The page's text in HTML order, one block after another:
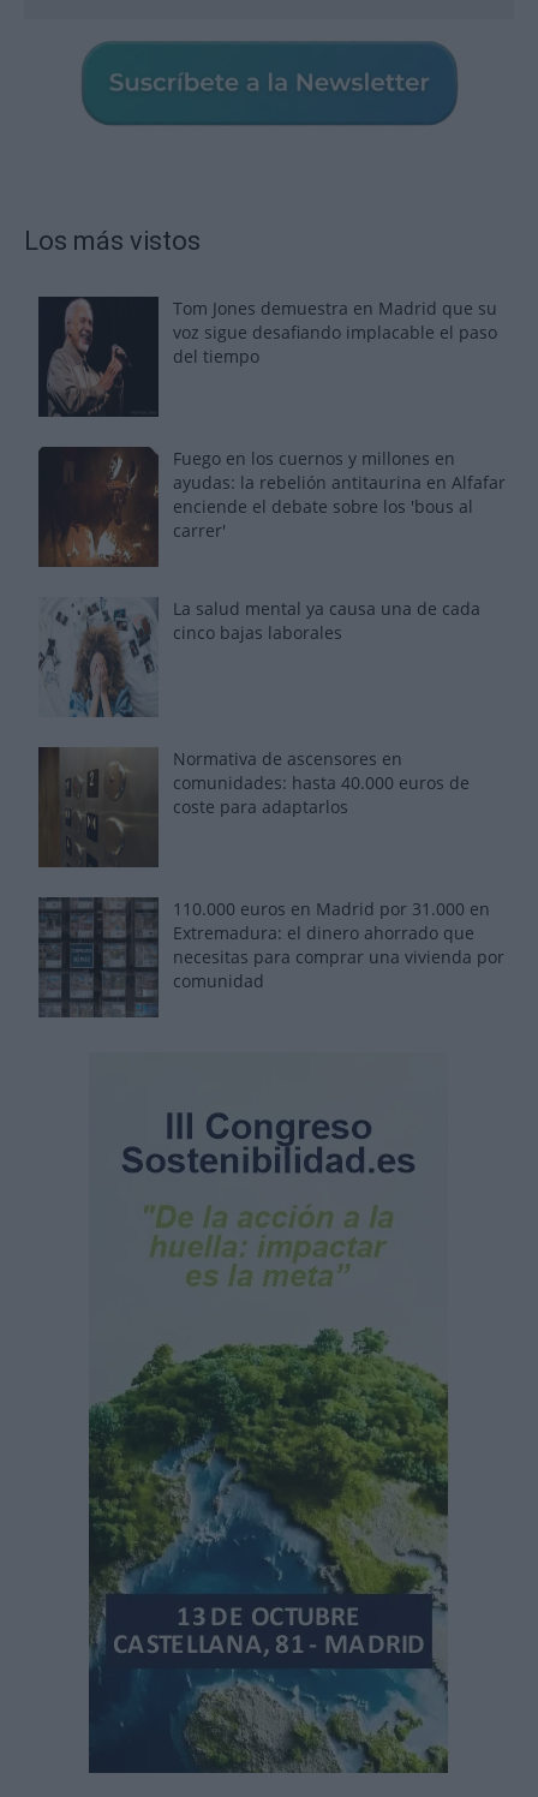
Los más vistos
Tom Jones demuestra en Madrid que su
voz sigue desafiando implacable el paso
del tiempo
Fuego en los cuernos y millones en
ayudas: la rebelión antitaurina en Alfafar
enciende el debate sobre los 'bous al
carrer'
La salud mental ya causa una de cada
cinco bajas laborales
Normativa de ascensores en
comunidades: hasta 40.000 euros de
coste para adaptarlos
110.000 euros en Madrid por 31.000 en
Extremadura: el dinero ahorrado que
necesitas para comprar una vivienda por
comunidad